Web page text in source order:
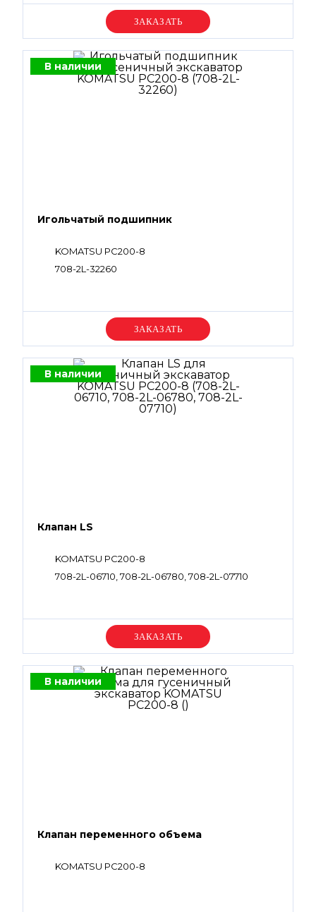
Уточняйте цену
В наличии
Игольчатый подшипник
KOMATSU PC200-8
708-2L-32260
Уточняйте цену
В наличии
Клапан LS
KOMATSU PC200-8
708-2L-06710, 708-2L-06780, 708-2L-07710
Уточняйте цену
В наличии
Клапан переменного объема
KOMATSU PC200-8